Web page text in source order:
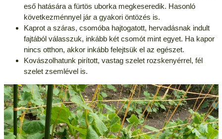
eső hatására a fürtös uborka megkeseredik. Hasonló
következménnyel jár a gyakori öntözés is.
Kaprot a száras, csomóba hajtogatott, hervadásnak indult
fajtából válasszuk, inkább két csomót mint egyet. Ha kapor
nincs otthon, akkor inkább felejtsük el az egészet.
Kovászolhatunk pirított, vastag szelet rozskenyérrel, fél
szelet zsemlével is.